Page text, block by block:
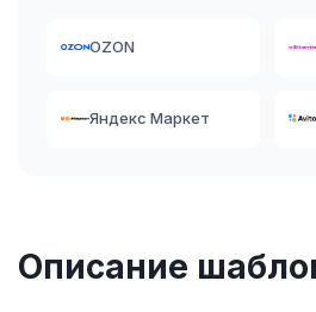
Описание
OZON
Яндекс Маркет